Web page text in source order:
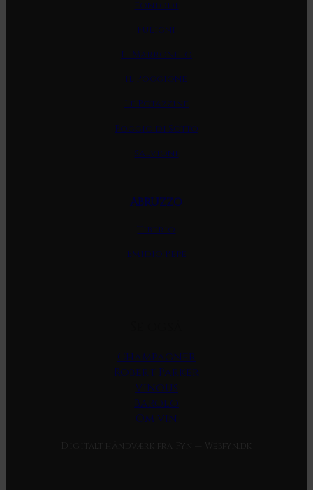
Fontodi
Fuligni
Il Marroneto
Il Poggione
Le Potazzine
Poggio di Sotto
Salvioni
ABRUZZO
Tiberio
Emidio Pepe
Champagner
Robert Parker
Vinous
Barolo
Om vin